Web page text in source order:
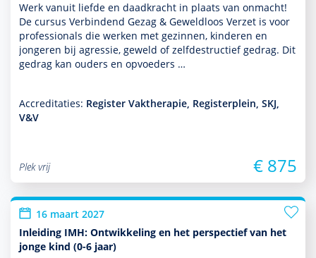
Werk vanuit liefde en daadkracht in plaats van onmacht!
De cursus Verbindend Gezag & Geweldloos Verzet is voor
professionals die werken met gezin­nen, kin­de­ren en
jongeren bij agressie, geweld of zelfdestructief gedrag. Dit
gedrag kan ouders en opvoeders …
Accreditaties: Register Vaktherapie, Registerplein, SKJ,
V&V
Plek vrij € 875
16 maart 2027
Inleiding IMH: Ontwikkeling en het perspectief van het
jonge kind (0-6 jaar)